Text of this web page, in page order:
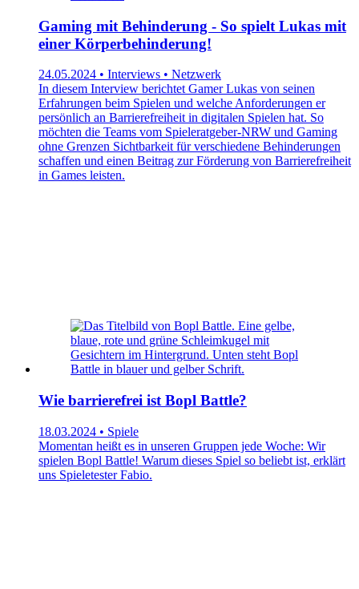
Gaming mit Behinderung - So spielt Lukas mit
einer Körperbehinderung!
24.05.2024 • Interviews • Netzwerk
In diesem Interview berichtet Gamer Lukas von seinen
Erfahrungen beim Spielen und welche Anforderungen er
persönlich an Barrierefreiheit in digitalen Spielen hat. So
möchten die Teams vom Spieleratgeber-NRW und Gaming
ohne Grenzen Sichtbarkeit für verschiedene Behinderungen
schaffen und einen Beitrag zur Förderung von Barrierefreiheit
in Games leisten.
Wie barrierefrei ist Bopl Battle?
18.03.2024 • Spiele
Momentan heißt es in unseren Gruppen jede Woche: Wir
spielen Bopl Battle! Warum dieses Spiel so beliebt ist, erklärt
uns Spieletester Fabio.